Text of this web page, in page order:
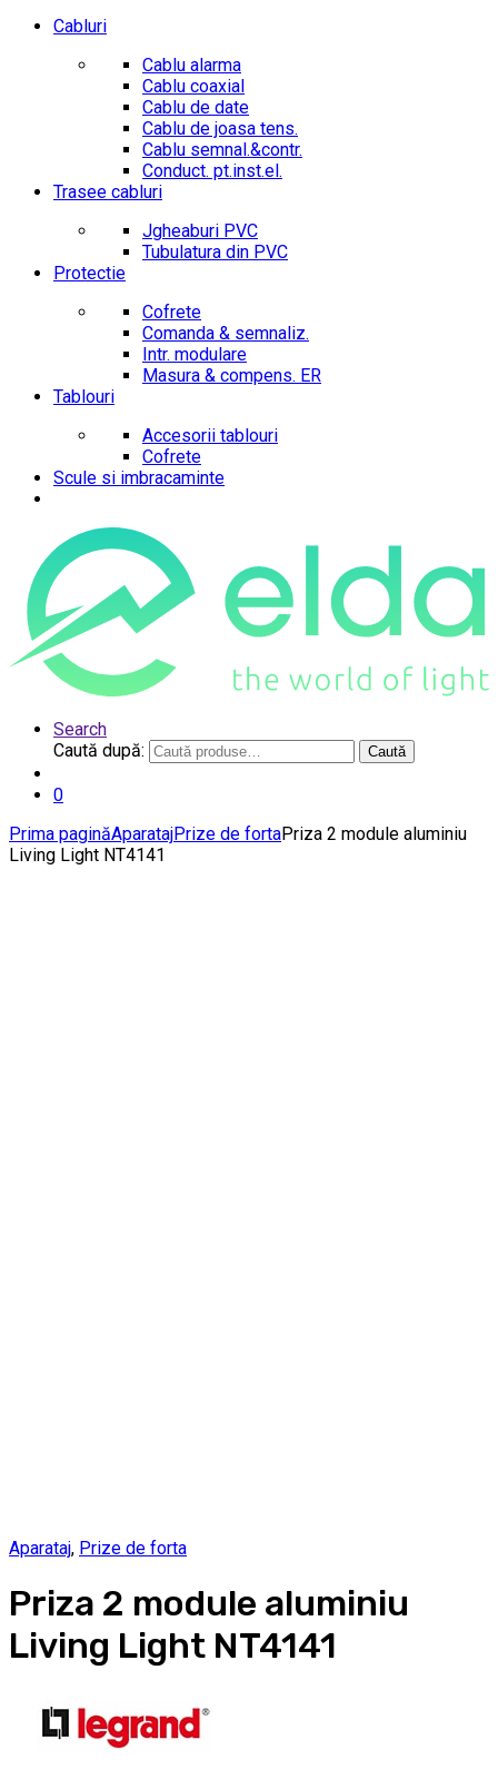
Cabluri
Cablu alarma
Cablu coaxial
Cablu de date
Cablu de joasa tens.
Cablu semnal.&contr.
Conduct. pt.inst.el.
Trasee cabluri
Jgheaburi PVC
Tubulatura din PVC
Protectie
Cofrete
Comanda & semnaliz.
Intr. modulare
Masura & compens. ER
Tablouri
Accesorii tablouri
Cofrete
Scule si imbracaminte
Search
Caută după:
Caută
0
Prima paginăAparatajPrize de fortaPriza 2 module aluminiu
Living Light NT4141
Aparataj, Prize de forta
Priza 2 module aluminiu
Living Light NT4141